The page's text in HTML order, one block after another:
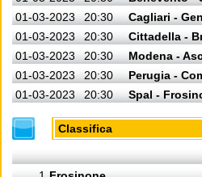
01-03-2023
20:30
Cagliari -
01-03-2023
20:30
Cittadella -
01-03-2023
20:30
Modena -
01-03-2023
20:30
Perugia -
01-03-2023
20:30 Spal -
Classifica